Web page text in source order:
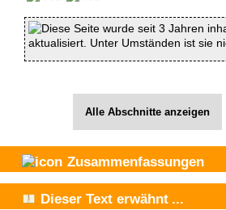
Diese Seite wurde seit 3 Jahren
aktualisiert. Unter Umständen ist sie
Alle Abschnitte anzeigen
Zusammenfassungen
Dieser Text erwähnt ...